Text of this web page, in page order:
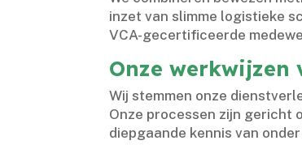
inzet van slimme logistieke
VCA-gecertificeerde
Onze
Wij stemmen onze
Onze processen zijn gericht
diepgaande kennis van